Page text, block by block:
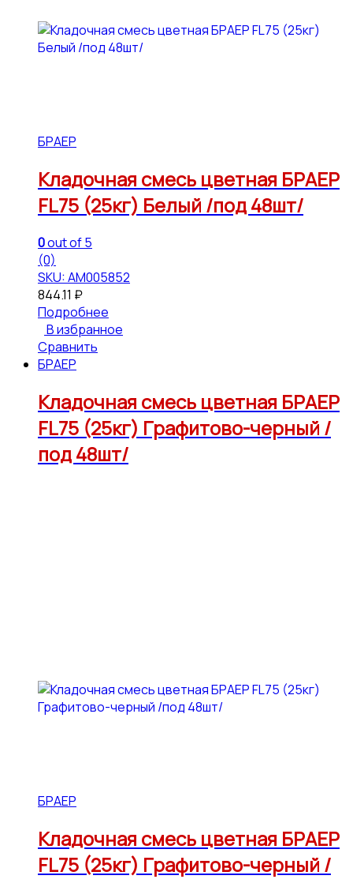
БРАЕР
Кладочная смесь цветная БРАЕР
FL75 (25кг) Белый /под 48шт/
0out of 5
(0)
SKU: АМ005852
844.11 ₽
Подробнее
В избранное
Сравнить
БРАЕР
Кладочная смесь цветная БРАЕР
FL75 (25кг) Графитово-черный /
под 48шт/
БРАЕР
Кладочная смесь цветная БРАЕР
FL75 (25кг) Графитово-черный /